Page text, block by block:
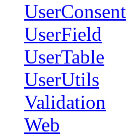
UserConsent
UserField
UserTable
UserUtils
Validation
Web